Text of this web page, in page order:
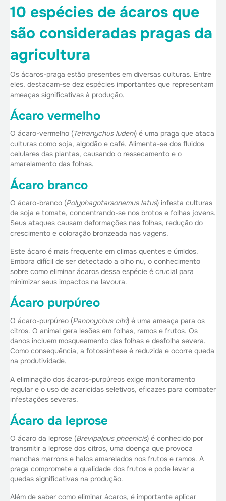
10 espécies de ácaros que
são consideradas pragas da
agricultura
Os ácaros-praga estão presentes em diversas culturas. Entre
eles, destacam-se dez espécies importantes que representam
ameaças significativas à produção.
Ácaro vermelho
O ácaro-vermelho (Tetranychus ludeni) é uma praga que ataca
culturas como soja, algodão e café. Alimenta-se dos fluidos
celulares das plantas, causando o ressecamento e o
amarelamento das folhas.
Ácaro branco
O ácaro-branco (Polyphagotarsonemus latus) infesta culturas
de soja e tomate, concentrando-se nos brotos e folhas jovens.
Seus ataques causam deformações nas folhas, redução do
crescimento e coloração bronzeada nas vagens.
Este ácaro é mais frequente em climas quentes e úmidos.
Embora difícil de ser detectado a olho nu, o conhecimento
sobre como eliminar ácaros dessa espécie é crucial para
minimizar seus impactos na lavoura.
Ácaro purpúreo
O ácaro-purpúreo (Panonychus citri) é uma ameaça para os
citros. O animal gera lesões em folhas, ramos e frutos. Os
danos incluem mosqueamento das folhas e desfolha severa.
Como consequência, a fotossíntese é reduzida e ocorre queda
na produtividade.
A eliminação dos ácaros-purpúreos exige monitoramento
regular e o uso de acaricidas seletivos, eficazes para combater
infestações severas.
Ácaro da leprose
O ácaro da leprose (Brevipalpus phoenicis) é conhecido por
transmitir a leprose dos citros, uma doença que provoca
manchas marrons e halos amarelados nos frutos e ramos. A
praga compromete a qualidade dos frutos e pode levar a
quedas significativas na produção.
Além de saber como eliminar ácaros, é importante aplicar